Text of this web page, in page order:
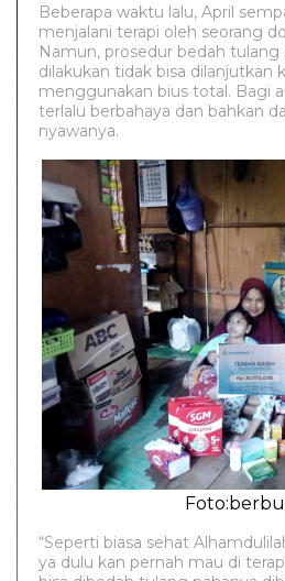
Beberapa waktu lalu, April
menjalani terapi oleh seorang
Namun, prosedur bedah tulang
dilakukan tidak bisa dilanjutkan
menggunakan bius total. Bagi
terlalu berbahaya dan bahkan
nyawanya.
“Seperti biasa sehat
ya dulu kan pernah mau di